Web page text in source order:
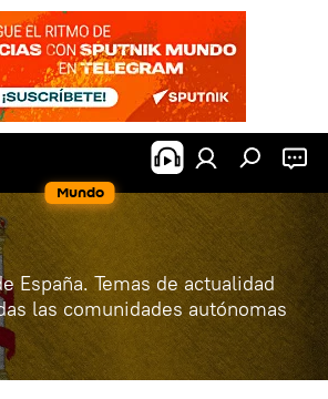
Mundo
España. Temas de actualidad
las comunidades autónomas